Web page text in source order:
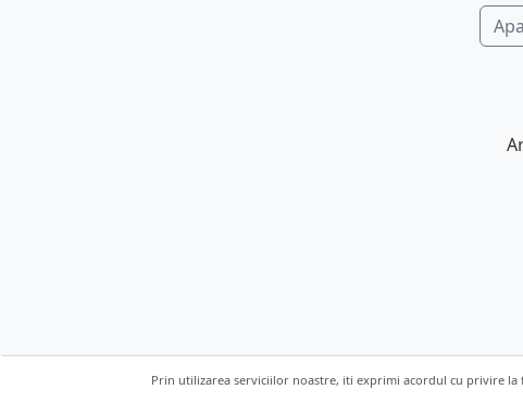
Prin utilizarea serviciilor noastre, iti exprimi acordul cu privire